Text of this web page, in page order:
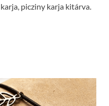
picziny karja kitárva.